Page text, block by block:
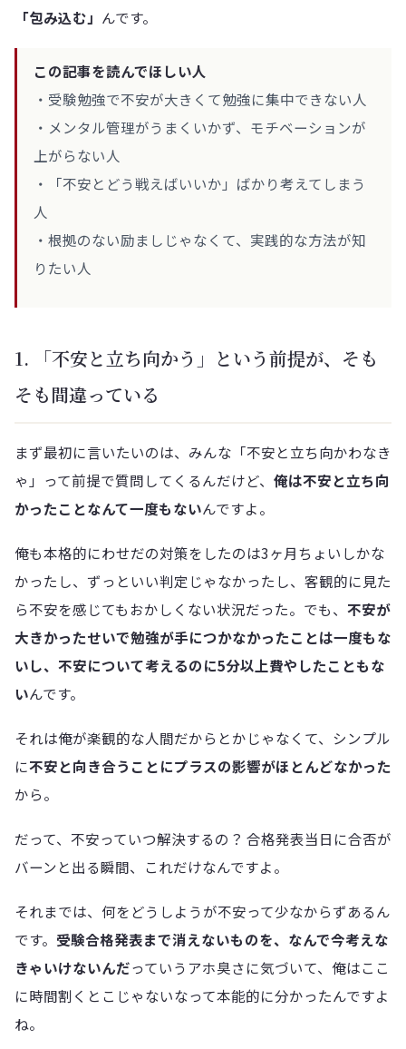
「包み込む」 んです。
この記事を読んでほしい人
・受験勉強で不安が大きくて勉強に集中できない人
・メンタル管理がうまくいかず、モチベーションが
上がらない人
・「不安とどう戦えばいいか」ばかり考えてしまう
人
・根拠のない励ましじゃなくて、実践的な方法が知
りたい人
1. 「不安と立ち向かう」という前提が、そも
そも間違っている
まず最初に言いたいのは、みんな「不安と立ち向かわなき
ゃ」って前提で質問してくるんだけど、 俺は不安と立ち向
かったことなんて一度もないんですよ。
俺も本格的にわせだの対策をしたのは3ヶ月ちょいしかな
かったし、ずっといい判定じゃなかったし、客観的に見た
ら不安を感じてもおかしくない状況だった。でも、 不安が
大きかったせいで勉強が手につかなかったことは一度もな
いし、不安について考えるのに5分以上費やしたこともな
いんです。
それは俺が楽観的な人間だからとかじゃなくて、シンプル
に不安と向き合うことにプラスの影響がほとんどなかった
から。
だって、不安っていつ解決するの？ 合格発表当日に合否が
バーンと出る瞬間、これだけなんですよ。
それまでは、何をどうしようが不安って少なからずあるん
です。 受験合格発表まで消えないものを、なんで今考えな
きゃいけないんだっていうアホ臭さに気づいて、俺はここ
に時間割くとこじゃないなって本能的に分かったんですよ
ね。